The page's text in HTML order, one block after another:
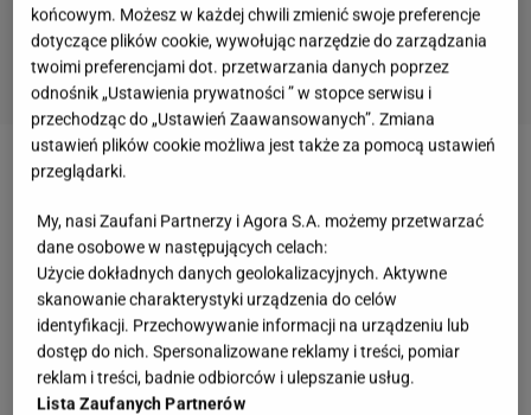
Zobacz wideo
opuścić "Królowych Życia": Jestem człowiekiem z
zasadami
Izabela Macudzińska uwielbia swoją sylwetkę. "Od
dziecka miałam nabite pośladki"
końcowym. Możesz w każdej chwili zmienić swoje preferencje
dotyczące plików cookie, wywołując narzędzie do zarządzania
twoimi preferencjami dot. przetwarzania danych poprzez
odnośnik „Ustawienia prywatności ” w stopce serwisu i
przechodząc do „Ustawień Zaawansowanych”. Zmiana
ustawień plików cookie możliwa jest także za pomocą ustawień
przeglądarki.
My, nasi Zaufani Partnerzy i Agora S.A. możemy przetwarzać
dane osobowe w następujących celach:
Użycie dokładnych danych geolokalizacyjnych. Aktywne
skanowanie charakterystyki urządzenia do celów
identyfikacji. Przechowywanie informacji na urządzeniu lub
dostęp do nich. Spersonalizowane reklamy i treści, pomiar
reklam i treści, badnie odbiorców i ulepszanie usług.
Lista Zaufanych Partnerów